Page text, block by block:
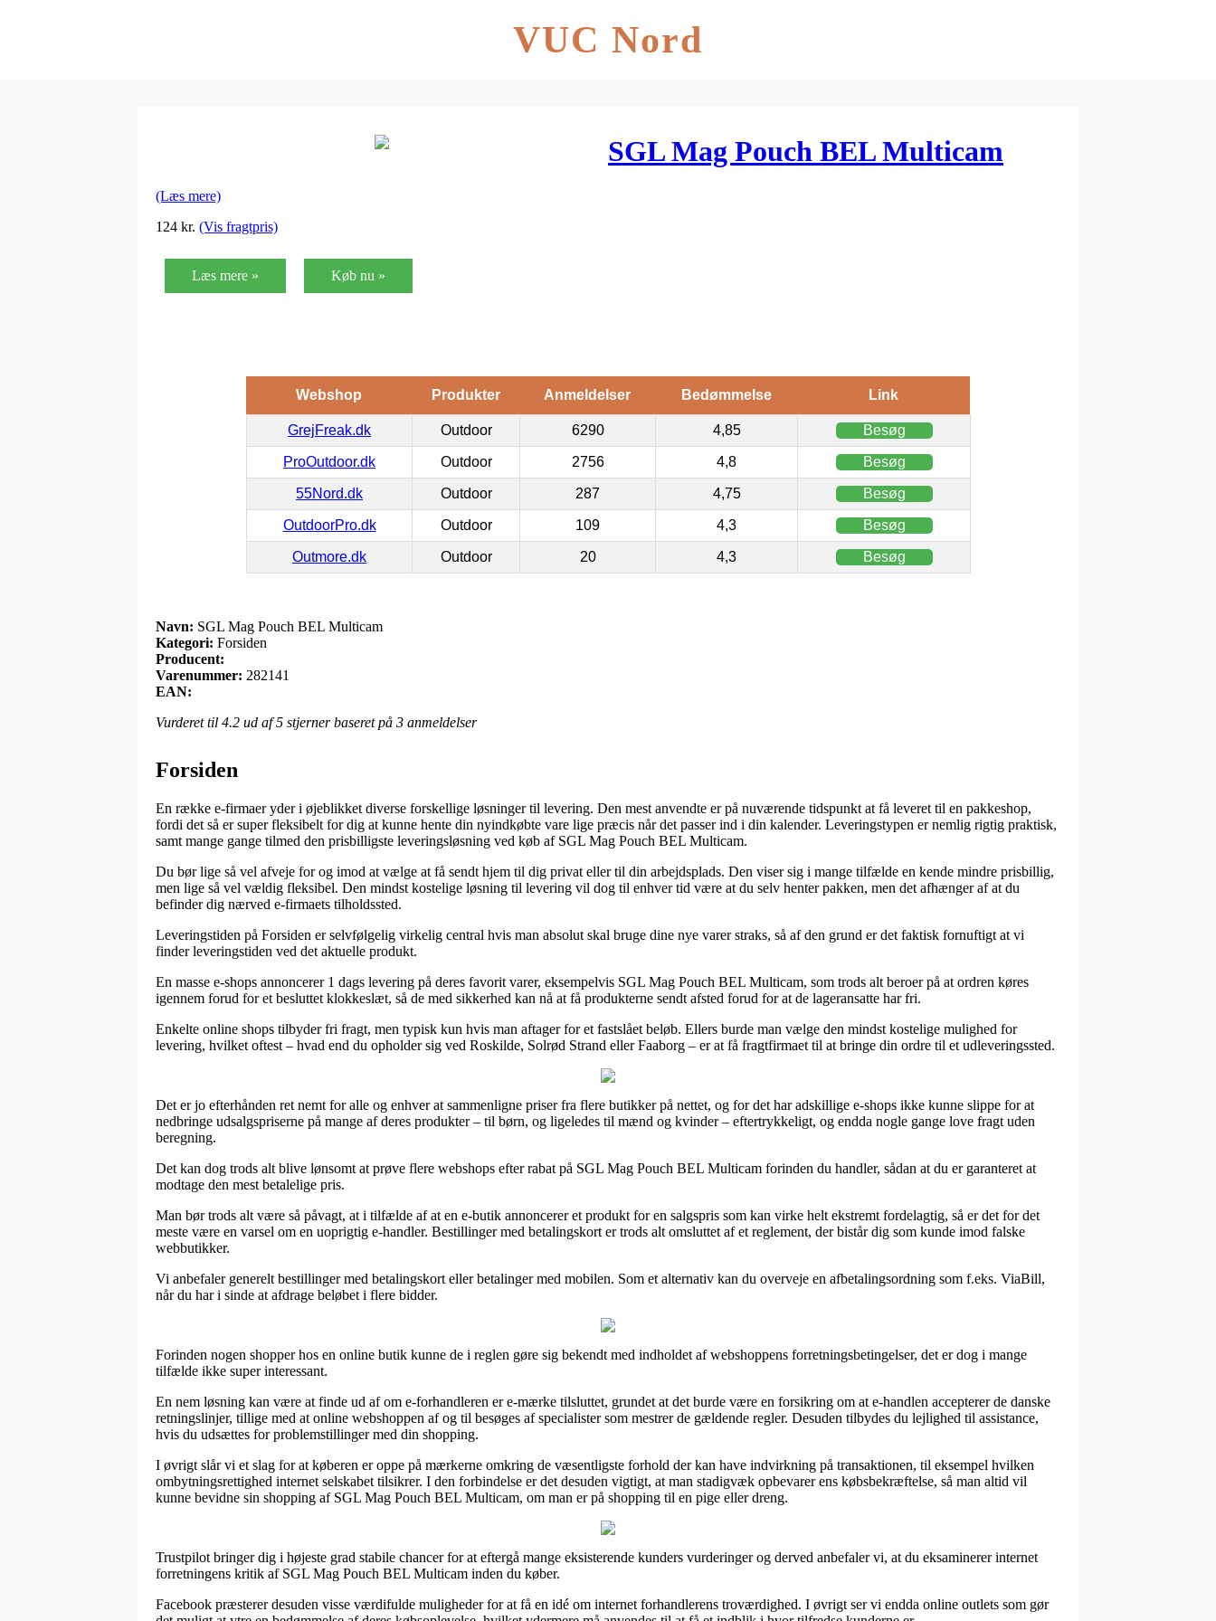
VUC Nord
SGL Mag Pouch BEL Multicam
(Læs mere)
124 kr. (Vis fragtpris)
Læs mere » Køb nu »
Webshop Produkter Anmeldelser Bedømmelse Link
GrejFreak.dk Outdoor 6290 4,85 Besøg
ProOutdoor.dk Outdoor 2756 4,8 Besøg
55Nord.dk Outdoor 287 4,75 Besøg
OutdoorPro.dk Outdoor 109 4,3 Besøg
Outmore.dk Outdoor 20 4,3 Besøg
Navn: SGL Mag Pouch BEL Multicam
Kategori: Forsiden
Producent:
Varenummer: 282141
EAN:
Vurderet til 4.2 ud af 5 stjerner baseret på 3 anmeldelser
Forsiden
En række e-firmaer yder i øjeblikket diverse forskellige løsninger til levering. Den mest anvendte er på nuværende tidspunkt at få leveret til en pakkeshop,
fordi det så er super fleksibelt for dig at kunne hente din nyindkøbte vare lige præcis når det passer ind i din kalender. Leveringstypen er nemlig rigtig praktisk,
samt mange gange tilmed den prisbilligste leveringsløsning ved køb af SGL Mag Pouch BEL Multicam.
Du bør lige så vel afveje for og imod at vælge at få sendt hjem til dig privat eller til din arbejdsplads. Den viser sig i mange tilfælde en kende mindre prisbillig,
men lige så vel vældig fleksibel. Den mindst kostelige løsning til levering vil dog til enhver tid være at du selv henter pakken, men det afhænger af at du
befinder dig nærved e-firmaets tilholdssted.
Leveringstiden på Forsiden er selvfølgelig virkelig central hvis man absolut skal bruge dine nye varer straks, så af den grund er det faktisk fornuftigt at vi
finder leveringstiden ved det aktuelle produkt.
En masse e-shops annoncerer 1 dags levering på deres favorit varer, eksempelvis SGL Mag Pouch BEL Multicam, som trods alt beroer på at ordren køres
igennem forud for et besluttet klokkeslæt, så de med sikkerhed kan nå at få produkterne sendt afsted forud for at de lageransatte har fri.
Enkelte online shops tilbyder fri fragt, men typisk kun hvis man aftager for et fastslået beløb. Ellers burde man vælge den mindst kostelige mulighed for
levering, hvilket oftest – hvad end du opholder sig ved Roskilde, Solrød Strand eller Faaborg – er at få fragtfirmaet til at bringe din ordre til et udleveringssted.
Det er jo efterhånden ret nemt for alle og enhver at sammenligne priser fra flere butikker på nettet, og for det har adskillige e-shops ikke kunne slippe for at
nedbringe udsalgspriserne på mange af deres produkter – til børn, og ligeledes til mænd og kvinder – eftertrykkeligt, og endda nogle gange love fragt uden
beregning.
Det kan dog trods alt blive lønsomt at prøve flere webshops efter rabat på SGL Mag Pouch BEL Multicam forinden du handler, sådan at du er garanteret at
modtage den mest betalelige pris.
Man bør trods alt være så påvagt, at i tilfælde af at en e-butik annoncerer et produkt for en salgspris som kan virke helt ekstremt fordelagtig, så er det for det
meste være en varsel om en uoprigtig e-handler. Bestillinger med betalingskort er trods alt omsluttet af et reglement, der bistår dig som kunde imod falske
webbutikker.
Vi anbefaler generelt bestillinger med betalingskort eller betalinger med mobilen. Som et alternativ kan du overveje en afbetalingsordning som f.eks. ViaBill,
når du har i sinde at afdrage beløbet i flere bidder.
Forinden nogen shopper hos en online butik kunne de i reglen gøre sig bekendt med indholdet af webshoppens forretningsbetingelser, det er dog i mange
tilfælde ikke super interessant.
En nem løsning kan være at finde ud af om e-forhandleren er e-mærke tilsluttet, grundet at det burde være en forsikring om at e-handlen accepterer de danske
retningslinjer, tillige med at online webshoppen af og til besøges af specialister som mestrer de gældende regler. Desuden tilbydes du lejlighed til assistance,
hvis du udsættes for problemstillinger med din shopping.
I øvrigt slår vi et slag for at køberen er oppe på mærkerne omkring de væsentligste forhold der kan have indvirkning på transaktionen, til eksempel hvilken
ombytningsrettighed internet selskabet tilsikrer. I den forbindelse er det desuden vigtigt, at man stadigvæk opbevarer ens købsbekræftelse, så man altid vil
kunne bevidne sin shopping af SGL Mag Pouch BEL Multicam, om man er på shopping til en pige eller dreng.
Trustpilot bringer dig i højeste grad stabile chancer for at eftergå mange eksisterende kunders vurderinger og derved anbefaler vi, at du eksaminerer internet
forretningens kritik af SGL Mag Pouch BEL Multicam inden du køber.
Facebook præsterer desuden visse værdifulde muligheder for at få en idé om internet forhandlerens troværdighed. I øvrigt ser vi endda online outlets som gør